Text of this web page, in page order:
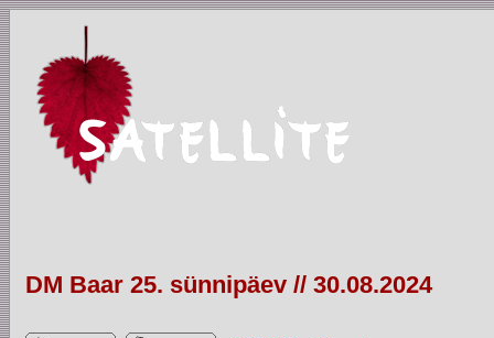
DM Baar 25. sünnipäev // 30.08.2024